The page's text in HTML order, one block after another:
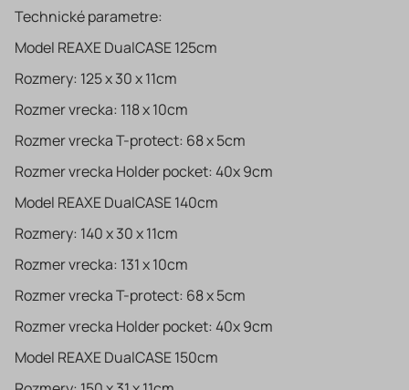
Technické parametre:
Model REAXE DualCASE 125cm
Rozmery: 125 x 30 x 11cm
Rozmer vrecka: 118 x 10cm
Rozmer vrecka T-protect: 68 x 5cm
Rozmer vrecka Holder pocket: 40x 9cm
Model REAXE DualCASE 140cm
Rozmery: 140 x 30 x 11cm
Rozmer vrecka: 131 x 10cm
Rozmer vrecka T-protect: 68 x 5cm
Rozmer vrecka Holder pocket: 40x 9cm
Model REAXE DualCASE 150cm